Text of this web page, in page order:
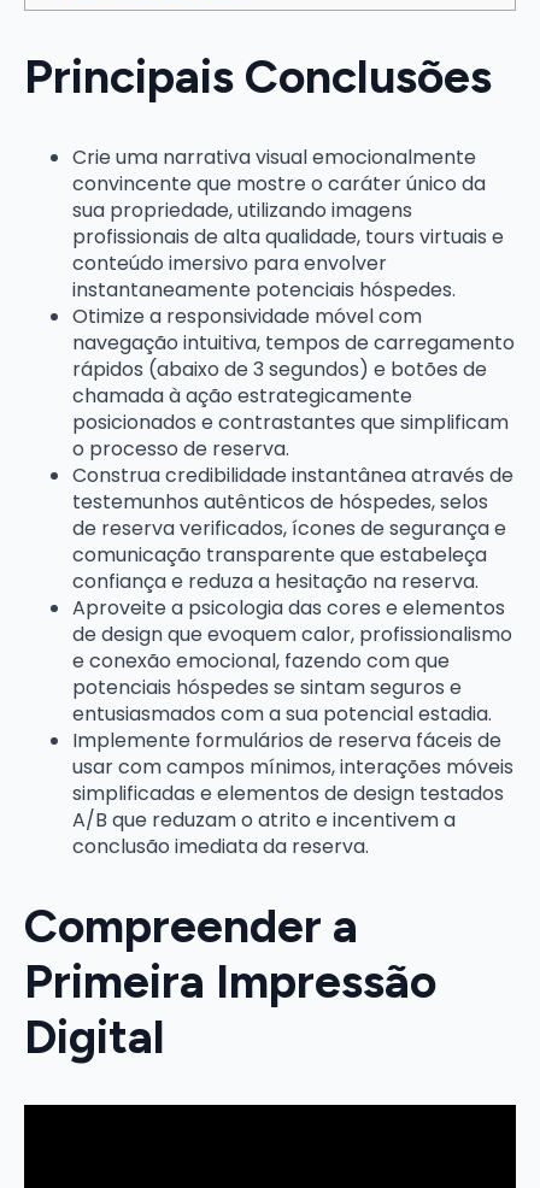
Principais Conclusões
Crie uma narrativa visual emocionalmente
convincente que mostre o caráter único da
sua propriedade, utilizando imagens
profissionais de alta qualidade, tours virtuais e
conteúdo imersivo para envolver
instantaneamente potenciais hóspedes.
Otimize a responsividade móvel com
navegação intuitiva, tempos de carregamento
rápidos (abaixo de 3 segundos) e botões de
chamada à ação estrategicamente
posicionados e contrastantes que simplificam
o processo de reserva.
Construa credibilidade instantânea através de
testemunhos autênticos de hóspedes, selos
de reserva verificados, ícones de segurança e
comunicação transparente que estabeleça
confiança e reduza a hesitação na reserva.
Aproveite a psicologia das cores e elementos
de design que evoquem calor, profissionalismo
e conexão emocional, fazendo com que
potenciais hóspedes se sintam seguros e
entusiasmados com a sua potencial estadia.
Implemente formulários de reserva fáceis de
usar com campos mínimos, interações móveis
simplificadas e elementos de design testados
A/B que reduzam o atrito e incentivem a
conclusão imediata da reserva.
Compreender a
Primeira Impressão
Digital